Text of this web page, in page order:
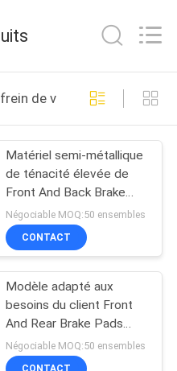
frein
42
petit
23
de voiture
Matériel semi-métallique
de ténacité élevée de
Front And Back Brake
Pads de véhicule
Négociable MOQ:50 ensembles
CONTACT
Modèle adapté aux
besoins du client Front
And Rear Brake Pads
aucune résistance de la
poussière de bruit
Négociable MOQ:50 ensembles
CONTACT